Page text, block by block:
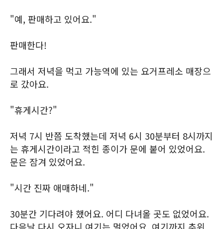
"예, 판매하고 있어요."
판매한다!
그래서 저녁을 먹고 가능역에 있는 요거프레소 매장으
로 갔아요.
"휴게시간?"
저녁 7시 반쯤 도착했는데 저녁 6시 30분부터 8시까지
는 휴게시간이라고 적힌 종이가 문에 붙어 있었어요.
문은 잠겨 있었어요.
"시간 진짜 애매하네."
30분간 기다려야 했어요. 어디 다녀올 곳도 없었어요.